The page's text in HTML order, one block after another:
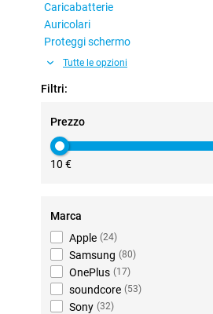
Caricabatterie
Auricolari
Proteggi schermo
Tutte le opzioni
Filtri:
Prezzo
10 €
Marca
Apple (24)
Samsung (80)
OnePlus (17)
soundcore (53)
Sony (32)